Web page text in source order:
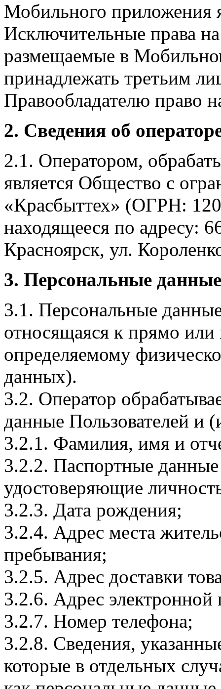
Мобильного приложения
Исключительные права
размещаемые в
принадлежать третьим
Правообладателю право
2. Сведения об
2.1. Оператором,
является Общество с
«Красбыттех» (ОГРН:
находящееся по адресу:
Красноярск, ул.
3. Персональные
3.1. Персональные
относящаяся к прямо
определяемому
данных).
3.2. Оператор
данные Пользователей и
3.2.1. Фамилия, имя и
3.2.2. Паспортные
удостоверяющие
3.2.3. Дата рождения;
3.2.4. Адрес места
пребывания;
3.2.5. Адрес доставки
3.2.6. Адрес электронной
3.2.7. Номер телефона;
3.2.8. Сведения,
которые в отдельных